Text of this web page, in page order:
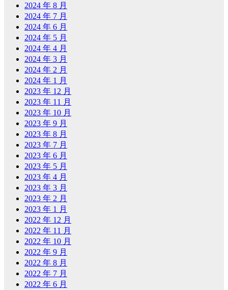
2024 年 8 月
2024 年 7 月
2024 年 6 月
2024 年 5 月
2024 年 4 月
2024 年 3 月
2024 年 2 月
2024 年 1 月
2023 年 12 月
2023 年 11 月
2023 年 10 月
2023 年 9 月
2023 年 8 月
2023 年 7 月
2023 年 6 月
2023 年 5 月
2023 年 4 月
2023 年 3 月
2023 年 2 月
2023 年 1 月
2022 年 12 月
2022 年 11 月
2022 年 10 月
2022 年 9 月
2022 年 8 月
2022 年 7 月
2022 年 6 月